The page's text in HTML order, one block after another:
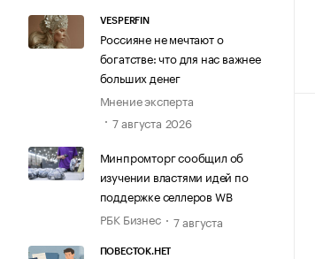
VESPERFIN
Россияне не мечтают о
богатстве: что для нас важнее
больших денег
Мнение эксперта
7 августа 2026
Минпромторг сообщил об
изучении властями идей по
поддержке селлеров WB
РБК Бизнес
7 августа
ПОВЕСТОК.НЕТ